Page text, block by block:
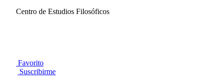
Centro de Estudios Filosóficos
Favorito
Suscribirme